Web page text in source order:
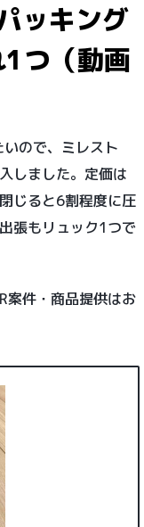
ッキング
つ（動画
ので、ミレスト
しました。定価は
じると6割程度に圧
張もリュック1つで
案件・商品提供はお